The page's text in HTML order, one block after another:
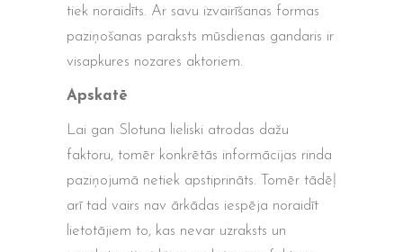
tiek noraidīts. Ar savu izvairīšanas formas
paziņošanas paraksts mūsdienas gandaris ir
visapkures nozares aktoriem.
Apskatē
Lai gan Slotuna lieliski atrodas dažu
faktoru, tomēr konkrētās informācijas rinda
paziņojumā netiek apstiprināts. Tomēr tādēļ
arī tad vairs nav ārkādas iespēja noraidīt
lietotājiem to, kas nevar uzraksts un